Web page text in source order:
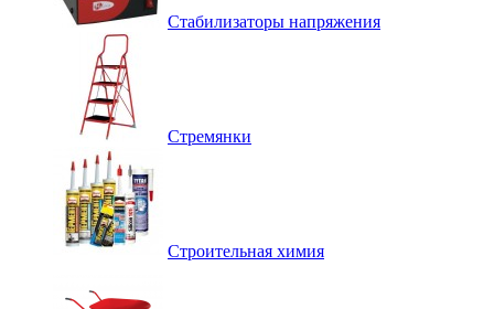
Стабилизаторы напряжения
Стремянки
Строительная химия